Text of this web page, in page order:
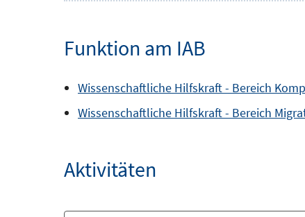
Funktion am IAB
Wissenschaftliche Hilfskraft - Bereich
Wissenschaftliche Hilfskraft - Bereich
Aktivitäten